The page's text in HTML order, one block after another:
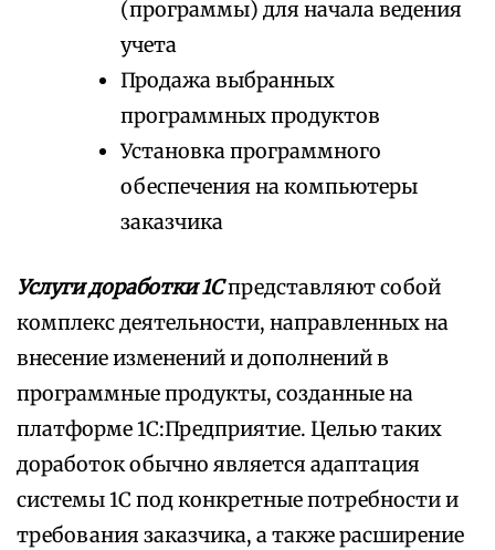
(программы) для начала ведения
учета
Продажа выбранных
программных продуктов
Установка программного
обеспечения на компьютеры
заказчика
Услуги доработки 1Спредставляют собой
комплекс деятельности, направленных на
внесение изменений и дополнений в
программные продукты, созданные на
платформе 1С:Предприятие. Целью таких
доработок обычно является адаптация
системы 1С под конкретные потребности и
требования заказчика, а также расширение